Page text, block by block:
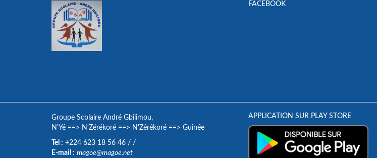
FACEBOOK
Groupe Scolaire André Gbilimou,
N'Yé ==> N'Zérékoré ==> N'Zérékoré ==> Guinée
Tel : +224 623 18 56 46 / /
E-mail : magoe@magoe.net
APPLICATION SUR PLAY STORE